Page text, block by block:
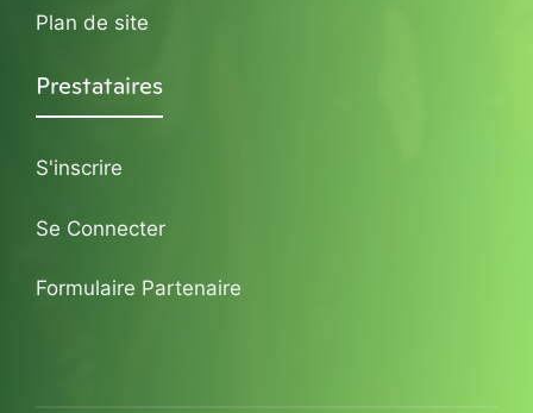
Plan de site
Prestataires
S'inscrire
Se Connecter
Formulaire Partenaire